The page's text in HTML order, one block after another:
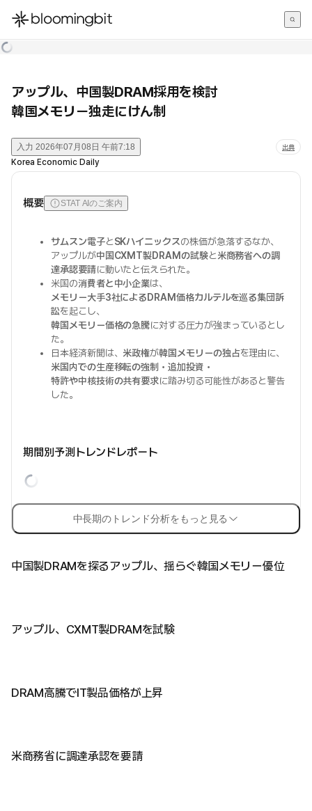
한국어
アップル、中国製DRAM採用を検討
韓国メモリー独走にけん制
入力 2026年07月08日 午前7:18 出典
Korea Economic Daily
概要 STAT AIのご案内
サムスン電子とSKハイニックスの株価が急落するなか、
アップルが中国CXMT製DRAMの試験と米商務省への調
達承認要請に動いたと伝えられた。
米国の消費者と中小企業は、
メモリー大手3社によるDRAM価格カルテルを巡る集団訴
訟を起こし、
韓国メモリー価格の急騰に対する圧力が強まっているとし
た。
日本経済新聞は、 米政権が韓国メモリーの独占を理由に、
米国内での生産移転の強制・追加投資・
特許や中核技術の共有要求に踏み切る可能性があると警告
した。
期間別予測トレンドレポート
中長期のトレンド分析をもっと見る
中国製DRAMを探るアップル、揺らぐ韓国メモリー優位
アップル、CXMT製DRAMを試験
DRAM高騰でIT製品価格が上昇
米商務省に調達承認を要請